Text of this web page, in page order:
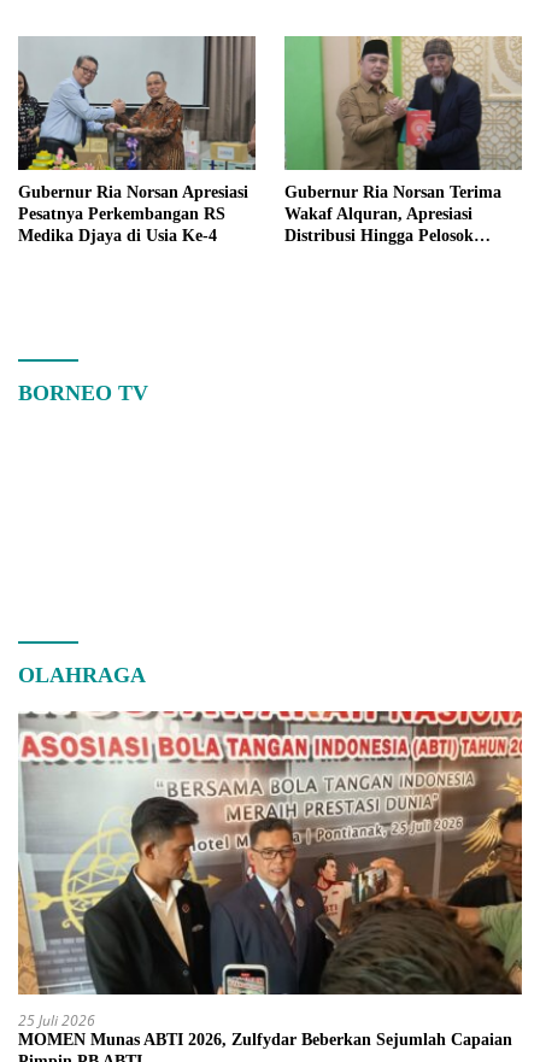
Gubernur Ria Norsan Apresiasi
Pesatnya Perkembangan RS
Medika Djaya di Usia Ke-4
Gubernur Ria Norsan Terima
Wakaf Alquran, Apresiasi
Distribusi Hingga Pelosok
BORNEO TV
OLAHRAGA
25 Juli 2026
MOMEN Munas ABTI 2026, Zulfydar Beberkan Sejumlah Capaian